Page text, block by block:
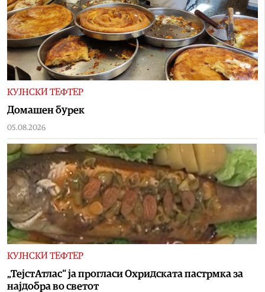
КУЈНСКИ ТЕФТЕР
Домашен бурек
05.08.2026
КУЈНСКИ ТЕФТЕР
„ТејстАтлас“ ја прогласи Охридската пастрмка за
најдобра во светот